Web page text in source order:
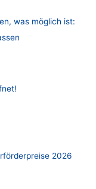
was möglich ist:
2026